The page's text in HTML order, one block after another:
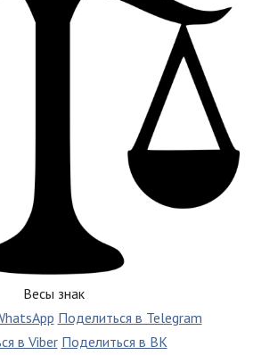
Весы знак
Поделиться в Telegram
в Viber Поделиться в ВК